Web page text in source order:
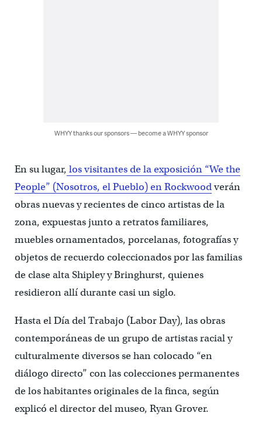
WHYY thanks our sponsors — become a WHYY sponsor
En su lugar, los visitantes de la exposición “We the
People” (Nosotros, el Pueblo) en Rockwoodverán
obras nuevas y recientes de cinco artistas de la
zona, expuestas junto a retratos familiares,
muebles ornamentados, porcelanas, fotografías y
objetos de recuerdo coleccionados por las familias
de clase alta Shipley y Bringhurst, quienes
residieron allí durante casi un siglo.
Hasta el Día del Trabajo (Labor Day), las obras
contemporáneas de un grupo de artistas racial y
culturalmente diversos se han colocado “en
diálogo directo” con las colecciones permanentes
de los habitantes originales de la finca, según
explicó el director del museo, Ryan Grover.